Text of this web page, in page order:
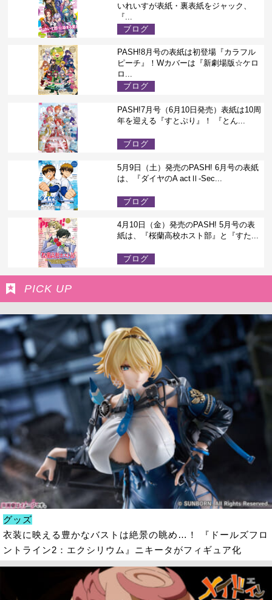
いれいすが表紙・裏表紙をジャック、
『...
ブログ
PASH!8月号の表紙は初登場『カラフル
ピーチ』！Wカバーは『新劇場版☆ケロ
ロ...
ブログ
PASH!7月号（6月10日発売）表紙は10周
年を迎える『すとぷり』！ 『とん...
ブログ
5月9日（土）発売のPASH! 6月号の表紙
は、『ダイヤのA actⅡ-Sec...
ブログ
4月10日（金）発売のPASH! 5月号の表
紙は、『桜蘭高校ホスト部』と『すた...
ブログ
PICK UP
グッズ
衣装に映える豊かなバストは絶景の眺め…！ 『ドールズフロ
ントライン2：エクシリウム』ニキータがフィギュア化